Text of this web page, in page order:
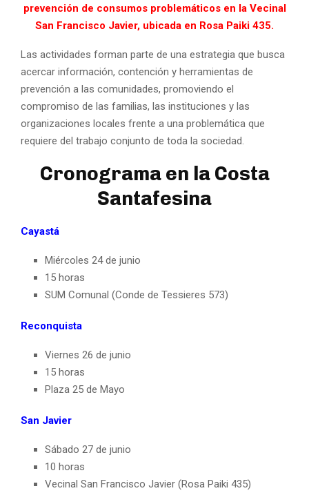
prevención de consumos problemáticos en la Vecinal
San Francisco Javier, ubicada en Rosa Paiki 435.
Las actividades forman parte de una estrategia que busca
acercar información, contención y herramientas de
prevención a las comunidades, promoviendo el
compromiso de las familias, las instituciones y las
organizaciones locales frente a una problemática que
requiere del trabajo conjunto de toda la sociedad.
Cronograma en la Costa
Santafesina
Cayastá
Miércoles 24 de junio
15 horas
SUM Comunal (Conde de Tessieres 573)
Reconquista
Viernes 26 de junio
15 horas
Plaza 25 de Mayo
San Javier
Sábado 27 de junio
10 horas
Vecinal San Francisco Javier (Rosa Paiki 435)